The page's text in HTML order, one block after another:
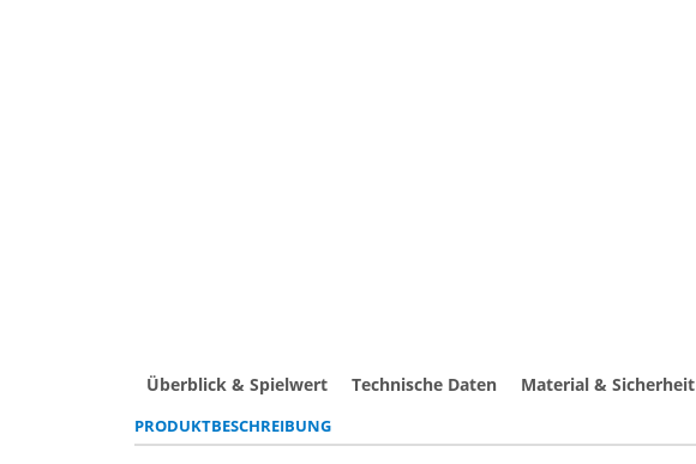
Überblick & Spielwert Technische Daten Material & Sicherheit
PRODUKTBESCHREIBUNG